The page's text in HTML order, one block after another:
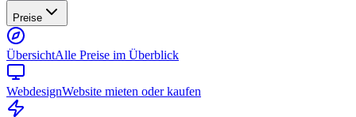
Preise
ÜbersichtAlle Preise im Überblick
WebdesignWebsite mieten oder kaufen